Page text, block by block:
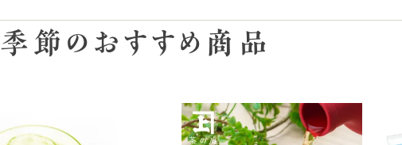
季節のおすすめ商品